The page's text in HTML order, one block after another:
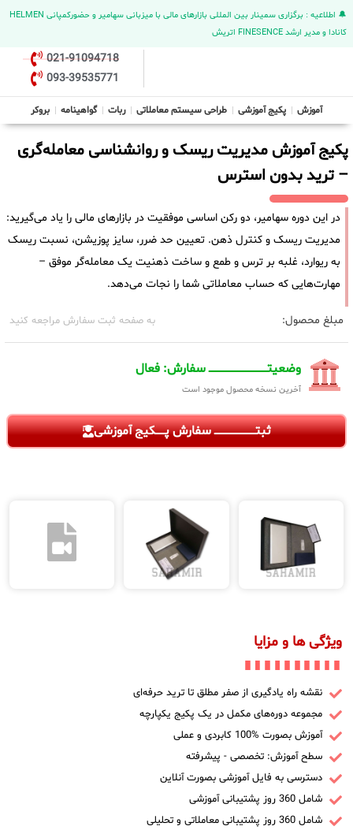
🔔 اطلاعیه : برگزاری سمینار بین المللی بازارهای مالی با میزبانی سهامیر و حضورکمپانی HELMEN
کانادا و مدیر ارشد FINESENCE اتریش
021-91094718
093-39535771
آموزش پکیج آموزشی طراحی سیستم معاملاتی ربات گواهینامه بروکر
پکیج آموزش مدیریت ریسک و روانشناسی معامله‌گری
– ترید بدون استرس
در این دوره سهامیر، دو رکن اساسی موفقیت در بازارهای مالی را یاد می‌گیرید:
مدیریت ریسک و کنترل ذهن. تعیین حد ضرر، سایز پوزیشن، نسبت ریسک
به ریوارد، غلبه بر ترس و طمع و ساخت ذهنیت یک معامله‌گر موفق –
مهارت‌هایی که حساب معاملاتی شما را نجات می‌دهد.
مبلغ محصول: به صفحه ثبت سفارش مراجعه کنید
وضعیتـــــــــــــــــــــــــــــــــــــ سفارش: فعال
آخرین نسخه محصول موجود است
ثبتــــــــــــــــــــــــــ سفارش پــــــکیج آموزشی
ویژگی ها و مزایا
نقشه راه یادگیری از صفر مطلق تا ترید حرفه‌ای
مجموعه دوره‌های مکمل در یک پکیج یکپارچه
آموزش بصورت %100 کابردی و عملی
سطح آموزش: تخصصی - پیشرفته
دسترسی به فایل آموزشی بصورت آنلاین
شامل 360 روز پشتیبانی آموزشی
شامل 360 روز پشتیبانی معاملاتی و تحلیلی